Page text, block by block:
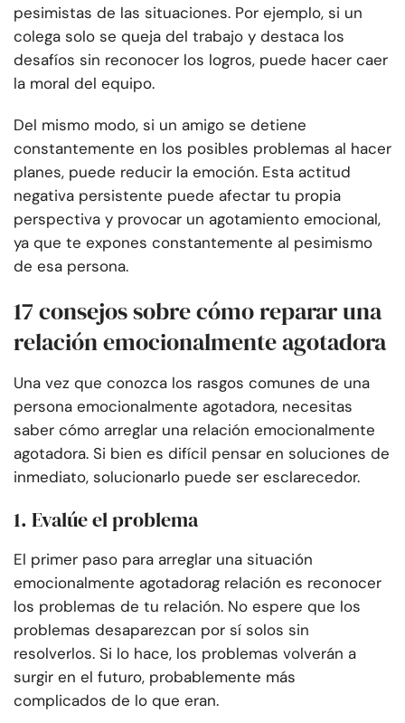
pesimistas de las situaciones. Por ejemplo, si un
colega solo se queja del trabajo y destaca los
desafíos sin reconocer los logros, puede hacer caer
la moral del equipo.
Del mismo modo, si un amigo se detiene
constantemente en los posibles problemas al hacer
planes, puede reducir la emoción. Esta actitud
negativa persistente puede afectar tu propia
perspectiva y provocar un agotamiento emocional,
ya que te expones constantemente al pesimismo
de esa persona.
17 consejos sobre cómo reparar una
relación emocionalmente agotadora
Una vez que conozca los rasgos comunes de una
persona emocionalmente agotadora, necesitas
saber cómo arreglar una relación emocionalmente
agotadora. Si bien es difícil pensar en soluciones de
inmediato, solucionarlo puede ser esclarecedor.
1. Evalúe el problema
El primer paso para arreglar una situación
emocionalmente agotadorag relación es reconocer
los problemas de tu relación. No espere que los
problemas desaparezcan por sí solos sin
resolverlos. Si lo hace, los problemas volverán a
surgir en el futuro, probablemente más
complicados de lo que eran.